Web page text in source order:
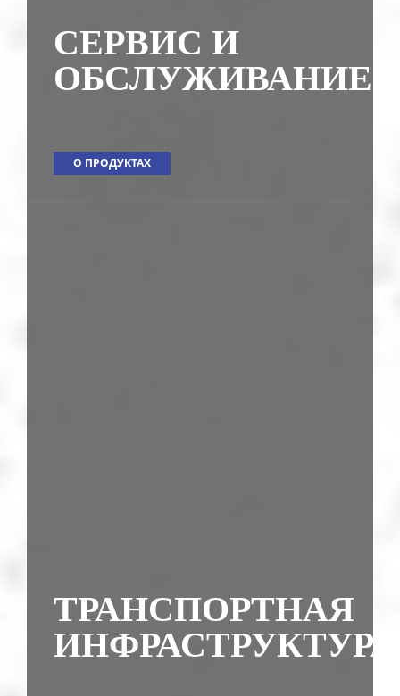
СЕРВИС И
ОБСЛУЖИВАНИЕ
О ПРОДУКТАХ
ТРАНСПОРТНАЯ
ИНФРАСТРУКТУРА